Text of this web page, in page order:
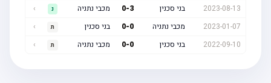
2023-08-13
בני סכנין 0 מכבי נתניה
2023-01-07
מכבי נתניה 0 בני סכנין
2022-09-10
בני סכנין 0 מכבי נתניה